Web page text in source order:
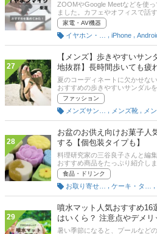
ZOOMやGoogle Meetなどを使
ました。カフェやオフィスで話
て、相手に自分の声が伝わりに
せんか？この記事では、自分の
選び方とおすすめ商品を紹介し
cVc機能を搭載した3.5mmのイ
のLightningやUSB-C端子を搭載
ラインナップ！ それに加えて、
することができるのでぜひチェ
は、比較一覧表、通販サイトの
コミや評判もチェックしてみて
家電・AV機器
iPhone
27
【メンズ】歩きやすいサ
地抜群】長時間歩いても疲
夏のコーディネートに欠かせな
おすすめの歩きやすいサンダル
れない厚底のスポーツサンダル
しました。また、人気ブランド
ています！通販サイトの人気ラ
気に入りの1足をみつけてくださ
ファッション
メンズ靴
28
お盆のお供え向けお菓子人
する【個包装タイプも】
料理研究家の三谷良子さんと編
おすすめ商品をたっぷり紹介し
ゅうや焼き菓子などのお菓子の
三谷さんが選ぶおすすめランキ
クしてくださいね。
食品・ドリンク
29
噴水マット人気おすすめ16
はいくら？ 注意点やデメリ
暑い季節になると、プールなど